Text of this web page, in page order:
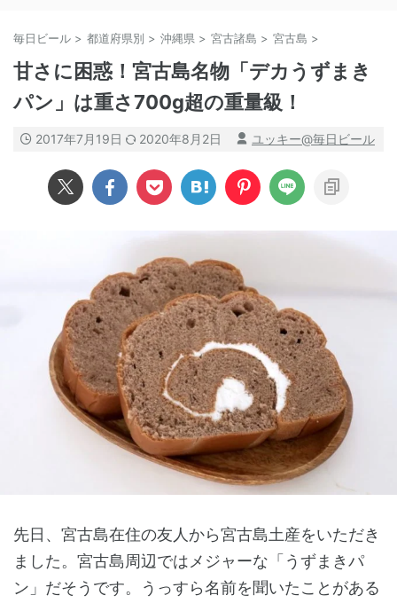
毎日ビール > 都道府県別 > 沖縄県 > 宮古諸島 > 宮古島 >
甘さに困惑！宮古島名物「デカうずまき
パン」は重さ700g超の重量級！
2017年7月19日 2020年8月2日 ユッキー@毎日ビール
先日、宮古島在住の友人から宮古島土産をいただき
ました。宮古島周辺ではメジャーな「うずまきパ
ン」だそうです。うっすら名前を聞いたことがある